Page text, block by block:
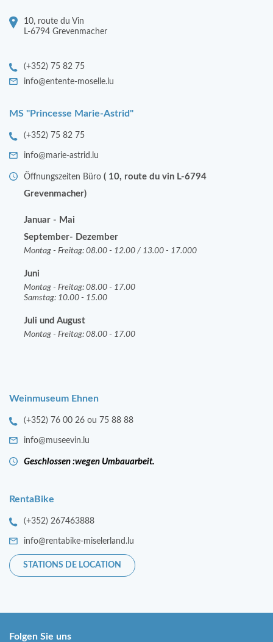
10, route du Vin
L-6794 Grevenmacher
(+352) 75 82 75
info@entente-moselle.lu
MS "Princesse Marie-Astrid"
(+352) 75 82 75
info@marie-astrid.lu
Öffnungszeiten Büro ( 10, route du vin L-6794
Grevenmacher)
Januar - Mai
September- Dezember
Montag - Freitag: 08.00 - 12.00 / 13.00 - 17.000
Juni
Montag - Freitag: 08.00 - 17.00
Samstag: 10.00 - 15.00
Juli und August
Montag - Freitag: 08.00 - 17.00
Weinmuseum Ehnen
(+352) 76 00 26 ou 75 88 88
info@museevin.lu
Geschlossen :wegen Umbauarbeit.
RentaBike
(+352) 267463888
info@rentabike-miselerland.lu
STATIONS DE LOCATION
Folgen Sie uns